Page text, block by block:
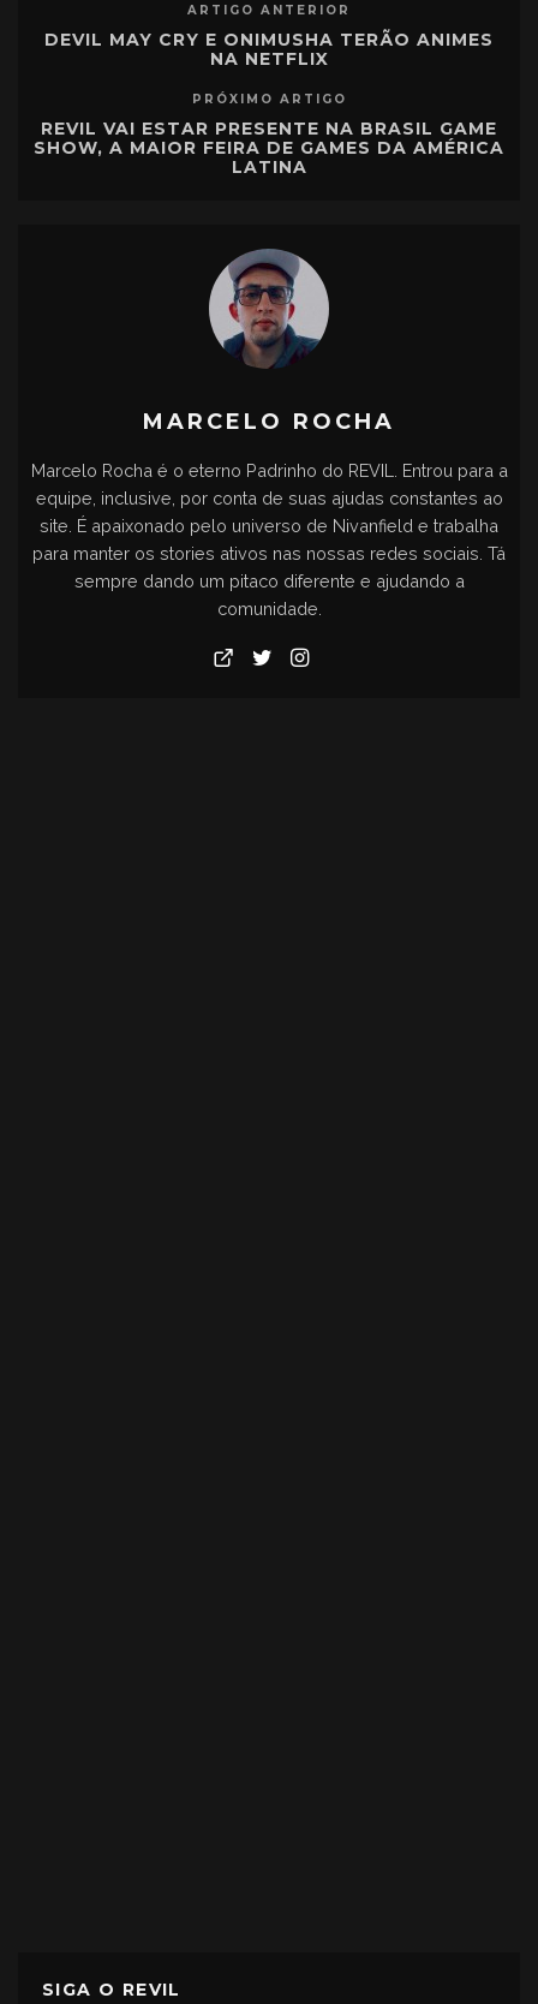
ARTIGO ANTERIOR
DEVIL MAY CRY E ONIMUSHA TERÃO ANIMES
NA NETFLIX
PRÓXIMO ARTIGO
REVIL VAI ESTAR PRESENTE NA BRASIL GAME
SHOW, A MAIOR FEIRA DE GAMES DA AMÉRICA
LATINA
MARCELO ROCHA
Marcelo Rocha é o eterno Padrinho do REVIL. Entrou para a
equipe, inclusive, por conta de suas ajudas constantes ao
site. É apaixonado pelo universo de Nivanfield e trabalha
para manter os stories ativos nas nossas redes sociais. Tá
sempre dando um pitaco diferente e ajudando a
comunidade.
SIGA O REVIL